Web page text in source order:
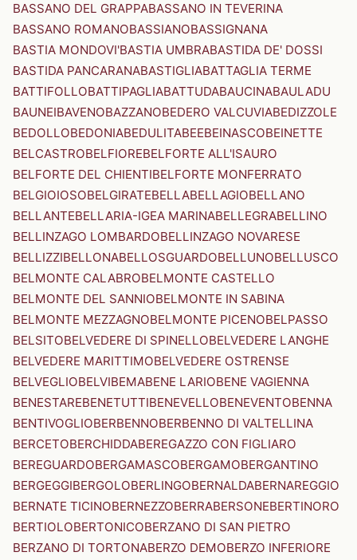
BASSANO DEL GRAPPABASSANO IN TEVERINA
BASSANO ROMANOBASSIANOBASSIGNANA
BASTIA MONDOVI'BASTIA UMBRABASTIDA DE' DOSSI
BASTIDA PANCARANABASTIGLIABATTAGLIA TERME
BATTIFOLLOBATTIPAGLIABATTUDABAUCINABAULADU
BAUNEIBAVENOBAZZANOBEDERO VALCUVIABEDIZZOLE
BEDOLLOBEDONIABEDULITABEEBEINASCOBEINETTE
BELCASTROBELFIOREBELFORTE ALL'ISAURO
BELFORTE DEL CHIENTIBELFORTE MONFERRATO
BELGIOIOSOBELGIRATEBELLABELLAGIOBELLANO
BELLANTEBELLARIA-IGEA MARINABELLEGRABELLINO
BELLINZAGO LOMBARDOBELLINZAGO NOVARESE
BELLIZZIBELLONABELLOSGUARDOBELLUNOBELLUSCO
BELMONTE CALABROBELMONTE CASTELLO
BELMONTE DEL SANNIOBELMONTE IN SABINA
BELMONTE MEZZAGNOBELMONTE PICENOBELPASSO
BELSITOBELVEDERE DI SPINELLOBELVEDERE LANGHE
BELVEDERE MARITTIMOBELVEDERE OSTRENSE
BELVEGLIOBELVIBEMABENE LARIOBENE VAGIENNA
BENESTAREBENETUTTIBENEVELLOBENEVENTOBENNA
BENTIVOGLIOBERBENNOBERBENNO DI VALTELLINA
BERCETOBERCHIDDABEREGAZZO CON FIGLIARO
BEREGUARDOBERGAMASCOBERGAMOBERGANTINO
BERGEGGIBERGOLOBERLINGOBERNALDABERNAREGGIO
BERNATE TICINOBERNEZZOBERRABERSONEBERTINORO
BERTIOLOBERTONICOBERZANO DI SAN PIETRO
BERZANO DI TORTONABERZO DEMOBERZO INFERIORE